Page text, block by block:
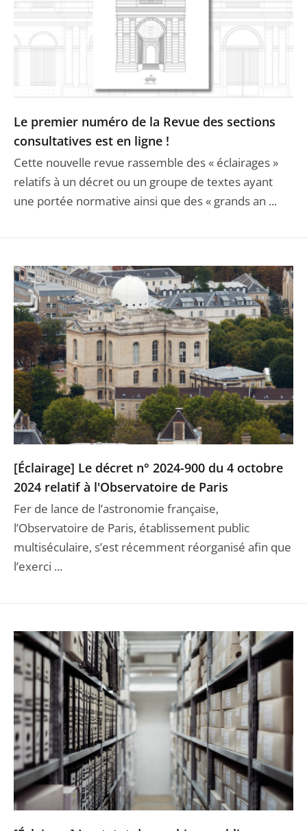
Le premier numéro de la Revue des sections
consultatives est en ligne !
Cette nouvelle revue rassemble des « éclairages »
relatifs à un décret ou un groupe de textes ayant
une portée normative ainsi que des « grands an ...
[Éclairage] Le décret n° 2024-900 du 4 octobre
2024 relatif à l'Observatoire de Paris
Fer de lance de l’astronomie française,
l’Observatoire de Paris, établissement public
multiséculaire, s’est récemment réorganisé afin que
l’exerci ...